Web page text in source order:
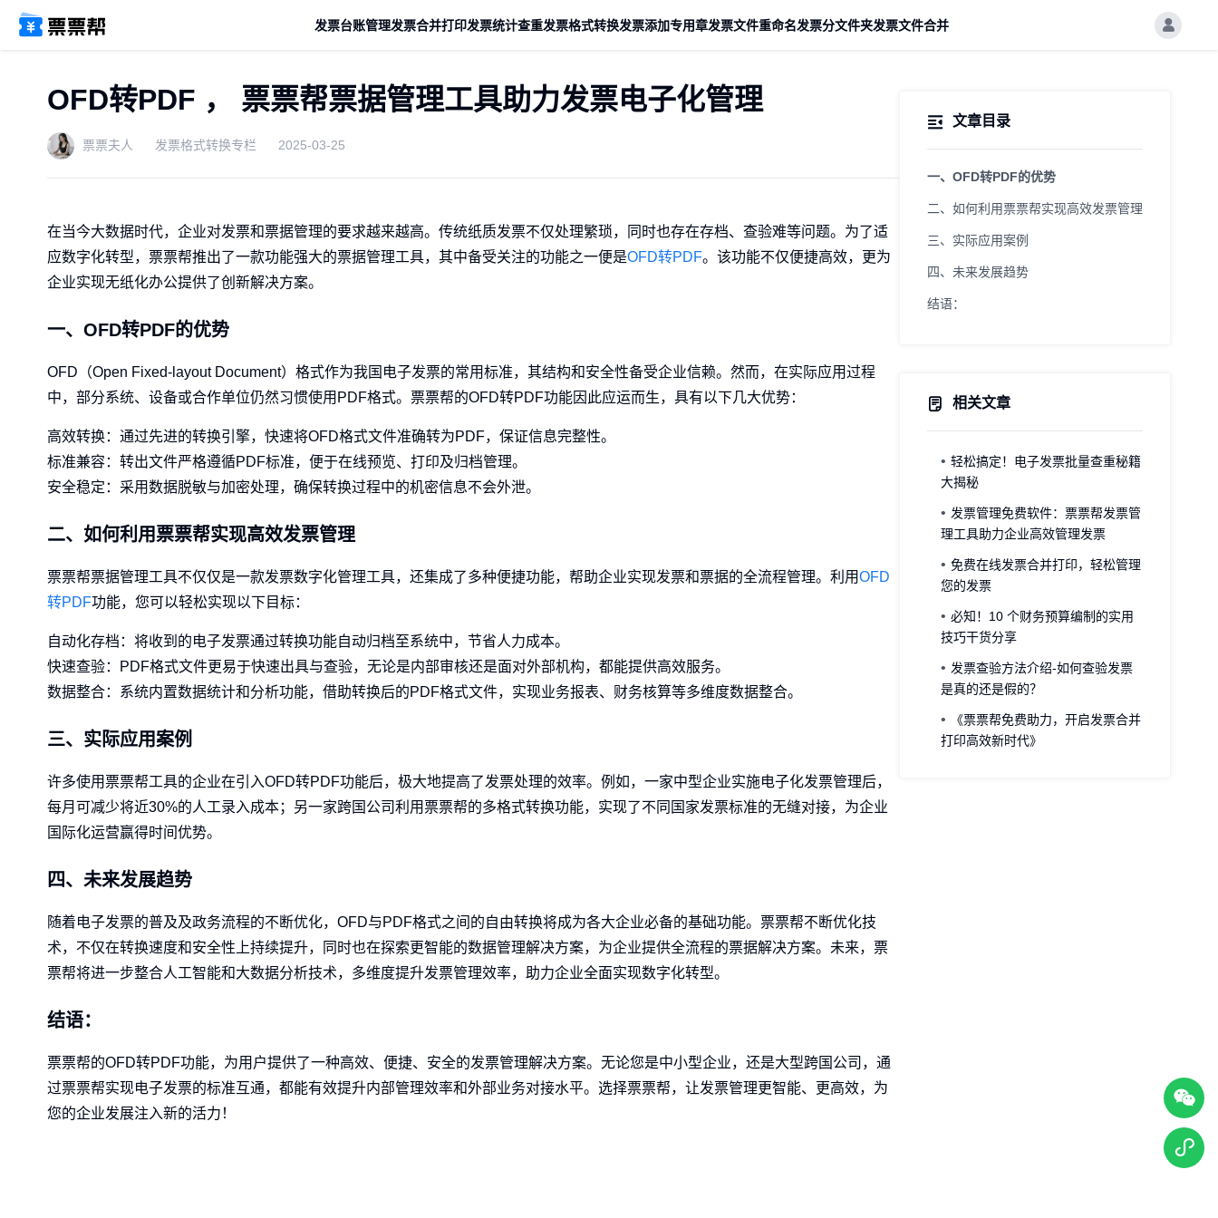
发票台账管理发票合并打印发票统计查重发票格式转换发票添加专用章发票文件重命名发票分文件夹发票文件合并
OFD转PDF ， 票票帮票据管理工具助力发票电子化管理
票票夫人 发票格式转换专栏 2025-03-25
在当今大数据时代，企业对发票和票据管理的要求越来越高。传统纸质发票不仅处理繁琐，同时也存在存档、查验难等问题。为了适
应数字化转型，票票帮推出了一款功能强大的票据管理工具，其中备受关注的功能之一便是OFD转PDF。该功能不仅便捷高效，更为
企业实现无纸化办公提供了创新解决方案。
一、OFD转PDF的优势
OFD（Open Fixed-layout Document）格式作为我国电子发票的常用标准，其结构和安全性备受企业信赖。然而，在实际应用过程
中，部分系统、设备或合作单位仍然习惯使用PDF格式。票票帮的OFD转PDF功能因此应运而生，具有以下几大优势：
高效转换：通过先进的转换引擎，快速将OFD格式文件准确转为PDF，保证信息完整性。
标准兼容：转出文件严格遵循PDF标准，便于在线预览、打印及归档管理。
安全稳定：采用数据脱敏与加密处理，确保转换过程中的机密信息不会外泄。
二、如何利用票票帮实现高效发票管理
票票帮票据管理工具不仅仅是一款发票数字化管理工具，还集成了多种便捷功能，帮助企业实现发票和票据的全流程管理。利用OFD
转PDF功能，您可以轻松实现以下目标：
自动化存档：将收到的电子发票通过转换功能自动归档至系统中，节省人力成本。
快速查验：PDF格式文件更易于快速出具与查验，无论是内部审核还是面对外部机构，都能提供高效服务。
数据整合：系统内置数据统计和分析功能，借助转换后的PDF格式文件，实现业务报表、财务核算等多维度数据整合。
三、实际应用案例
许多使用票票帮工具的企业在引入OFD转PDF功能后，极大地提高了发票处理的效率。例如，一家中型企业实施电子化发票管理后，
每月可减少将近30%的人工录入成本；另一家跨国公司利用票票帮的多格式转换功能，实现了不同国家发票标准的无缝对接，为企业
国际化运营赢得时间优势。
四、未来发展趋势
随着电子发票的普及及政务流程的不断优化，OFD与PDF格式之间的自由转换将成为各大企业必备的基础功能。票票帮不断优化技
术，不仅在转换速度和安全性上持续提升，同时也在探索更智能的数据管理解决方案，为企业提供全流程的票据解决方案。未来，票
票帮将进一步整合人工智能和大数据分析技术，多维度提升发票管理效率，助力企业全面实现数字化转型。
结语：
票票帮的OFD转PDF功能，为用户提供了一种高效、便捷、安全的发票管理解决方案。无论您是中小型企业，还是大型跨国公司，通
过票票帮实现电子发票的标准互通，都能有效提升内部管理效率和外部业务对接水平。选择票票帮，让发票管理更智能、更高效，为
您的企业发展注入新的活力！
文章目录
一、OFD转PDF的优势
二、如何利用票票帮实现高效发票管理
三、实际应用案例
四、未来发展趋势
结语：
相关文章
轻松搞定！电子发票批量查重秘籍
大揭秘
发票管理免费软件：票票帮发票管
理工具助力企业高效管理发票
免费在线发票合并打印，轻松管理
您的发票
必知！10 个财务预算编制的实用
技巧干货分享
发票查验方法介绍-如何查验发票
是真的还是假的？
《票票帮免费助力，开启发票合并
打印高效新时代》